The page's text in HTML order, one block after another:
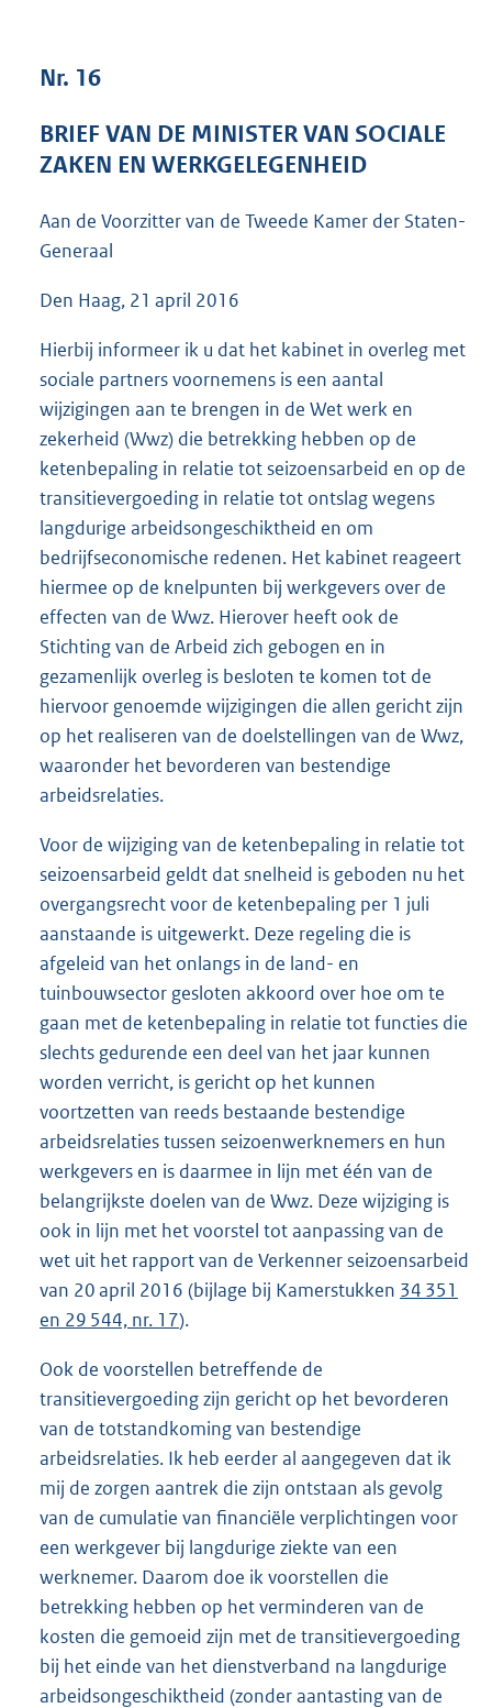
Nr. 16
BRIEF VAN DE MINISTER VAN SOCIALE
ZAKEN EN WERKGELEGENHEID
Aan de Voorzitter van de Tweede Kamer der Staten-
Generaal
Den Haag, 21 april 2016
Hierbij informeer ik u dat het kabinet in overleg met
sociale partners voornemens is een aantal
wijzigingen aan te brengen in de Wet werk en
zekerheid (Wwz) die betrekking hebben op de
ketenbepaling in relatie tot seizoensarbeid en op de
transitievergoeding in relatie tot ontslag wegens
langdurige arbeidsongeschiktheid en om
bedrijfseconomische redenen. Het kabinet reageert
hiermee op de knelpunten bij werkgevers over de
effecten van de Wwz. Hierover heeft ook de
Stichting van de Arbeid zich gebogen en in
gezamenlijk overleg is besloten te komen tot de
hiervoor genoemde wijzigingen die allen gericht zijn
op het realiseren van de doelstellingen van de Wwz,
waaronder het bevorderen van bestendige
arbeidsrelaties.
Voor de wijziging van de ketenbepaling in relatie tot
seizoensarbeid geldt dat snelheid is geboden nu het
overgangsrecht voor de ketenbepaling per 1 juli
aanstaande is uitgewerkt. Deze regeling die is
afgeleid van het onlangs in de land- en
tuinbouwsector gesloten akkoord over hoe om te
gaan met de ketenbepaling in relatie tot functies die
slechts gedurende een deel van het jaar kunnen
worden verricht, is gericht op het kunnen
voortzetten van reeds bestaande bestendige
arbeidsrelaties tussen seizoenwerknemers en hun
werkgevers en is daarmee in lijn met één van de
belangrijkste doelen van de Wwz. Deze wijziging is
ook in lijn met het voorstel tot aanpassing van de
wet uit het rapport van de Verkenner seizoensarbeid
van 20 april 2016 (bijlage bij Kamerstukken 34 351
en 29 544, nr. 17).
Ook de voorstellen betreffende de
transitievergoeding zijn gericht op het bevorderen
van de totstandkoming van bestendige
arbeidsrelaties. Ik heb eerder al aangegeven dat ik
mij de zorgen aantrek die zijn ontstaan als gevolg
van de cumulatie van financiële verplichtingen voor
een werkgever bij langdurige ziekte van een
werknemer. Daarom doe ik voorstellen die
betrekking hebben op het verminderen van de
kosten die gemoeid zijn met de transitievergoeding
bij het einde van het dienstverband na langdurige
arbeidsongeschiktheid (zonder aantasting van de